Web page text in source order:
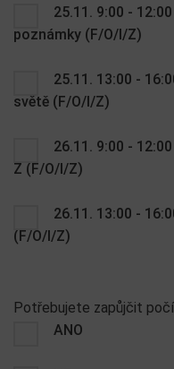
25.11. 9:00 -
poznámky (F/O/I/Z)
25.11. 13:00 -
světě (F/O/I/Z)
26.11. 9:00 -
Z (F/O/I/Z)
26.11. 13:00 -
(F/O/I/Z)
Potřebujete zapůjčit
ANO